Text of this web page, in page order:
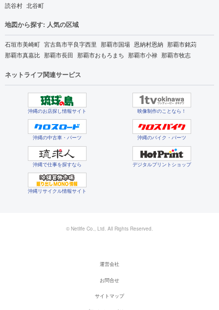
読谷村 北谷町
地図から探す: 人気の区域
石垣市美崎町 宮古島市平良字西里 那覇市国場 恩納村恩納 那覇市銘苅
那覇市真嘉比 那覇市長田 那覇市おもろまち 那覇市小禄 那覇市牧志
ネットライフ関連サービス
沖縄のお店探し情報サイト 映像制作のことなら！
沖縄の中古車・パーツ 沖縄のバイク・パーツ
沖縄で仕事を探すなら デジタルプリントショップ
沖縄リサイクル情報サイト
© Netlife Co., Ltd. All Rights Reserved.
運営会社
お問合せ
サイトマップ